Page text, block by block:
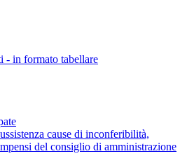
in formato tabellare
cause di inconferibilità,
del consiglio di amministrazione